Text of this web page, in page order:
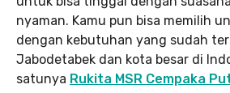
nyaman. Kamu pun bisa memilih
dengan kebutuhan yang sudah
Jabodetabek dan kota besar di
satunya Rukita MSR Cempaka